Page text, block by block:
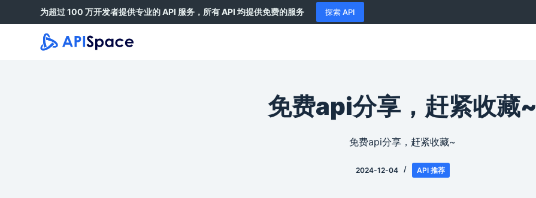
为超过 100 万开发者提供专业的 API 服务，所有 API 均提供免费的服务 探索 API
免费api分享，赶紧收藏~
免费api分享，赶紧收藏~
2024-12-04 API 推荐